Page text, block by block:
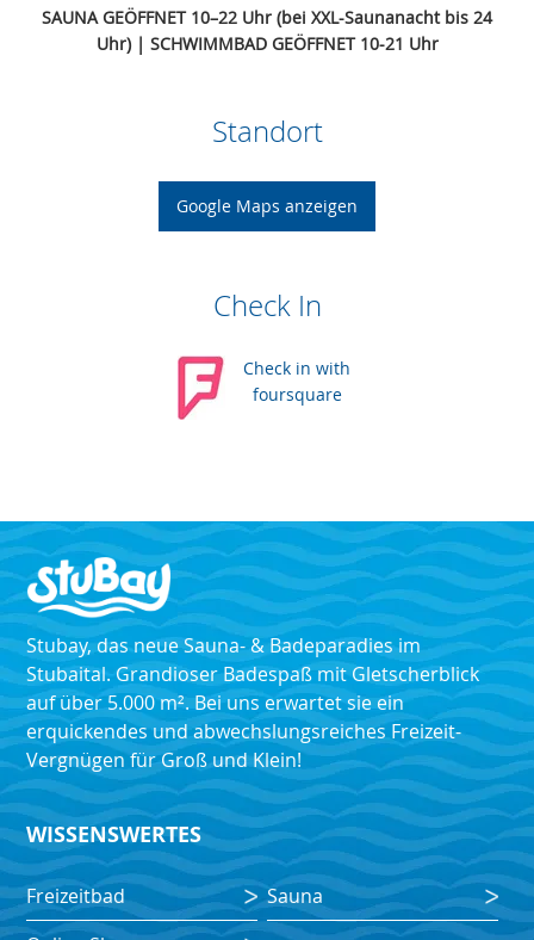
SAUNA GEÖFFNET 10–22 Uhr (bei XXL-Saunanacht bis 24
Uhr) | SCHWIMMBAD GEÖFFNET 10-21 Uhr
Standort
Google Maps anzeigen
Check In
Check in with
foursquare
Stubay, das neue Sauna- & Badeparadies im
Stubaital. Grandioser Badespaß mit Gletscherblick
auf über 5.000 m². Bei uns erwartet sie ein
erquickendes und abwechslungsreiches Freizeit-
Vergnügen für Groß und Klein!
WISSENSWERTES
Freizeitbad
Sauna